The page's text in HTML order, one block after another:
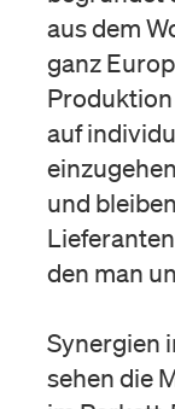
aus dem
ganz
auf
und
den man
Synergien
sehen die